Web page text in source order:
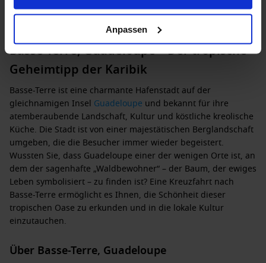
Anpassen
Basse-Terre, Guadeloupe – Der tropische
Geheimtipp der Karibik
Basse-Terre ist eine charmante Hafenstadt auf der
gleichnamigen Insel Guadeloupe und bekannt für ihre
atemberaubende Landschaft, Kultur und köstliche kreolische
Küche. Die Stadt ist von einer majestätischen Berglandschaft
umgeben, die die Besucher immer wieder begeistert.
Wussten Sie, dass Guadeloupe einer der wenigen Orte ist, an
dem der sagenhafte „Waldbewohner“ – der Baum, der ewiges
Leben symbolisiert – zu finden ist? Eine Kreuzfahrt nach
Basse-Terre ermöglicht es Ihnen, die Schönheit dieser
tropischen Oase zu erkunden und in die lokale Kultur
einzutauchen.
Über Basse-Terre, Guadeloupe